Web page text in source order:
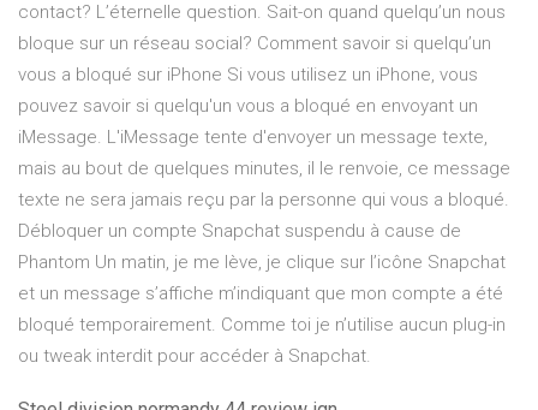
contact? L’éternelle question. Sait-on quand quelqu’un nous
bloque sur un réseau social? Comment savoir si quelqu’un
vous a bloqué sur iPhone Si vous utilisez un iPhone, vous
pouvez savoir si quelqu'un vous a bloqué en envoyant un
iMessage. L'iMessage tente d'envoyer un message texte,
mais au bout de quelques minutes, il le renvoie, ce message
texte ne sera jamais reçu par la personne qui vous a bloqué.
Débloquer un compte Snapchat suspendu à cause de
Phantom Un matin, je me lève, je clique sur l’icône Snapchat
et un message s’affiche m’indiquant que mon compte a été
bloqué temporairement. Comme toi je n’utilise aucun plug-in
ou tweak interdit pour accéder à Snapchat.